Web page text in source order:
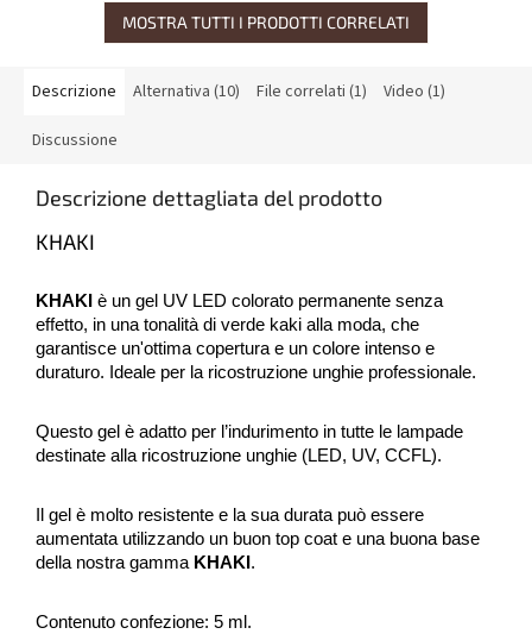
MOSTRA TUTTI I PRODOTTI CORRELATI
Descrizione Alternativa (10) File correlati (1) Video (1)
Discussione
Descrizione dettagliata del prodotto
KHAKI
KHAKI è un gel UV LED colorato permanente senza
effetto, in una tonalità di verde kaki alla moda, che
garantisce un'ottima copertura e un colore intenso e
duraturo. Ideale per la ricostruzione unghie professionale.
Questo gel è adatto per l’indurimento in tutte le lampade
destinate alla ricostruzione unghie (LED, UV, CCFL).
Il gel è molto resistente e la sua durata può essere
aumentata utilizzando un buon top coat e una buona base
della nostra gamma KHAKI .
Contenuto confezione: 5 ml.